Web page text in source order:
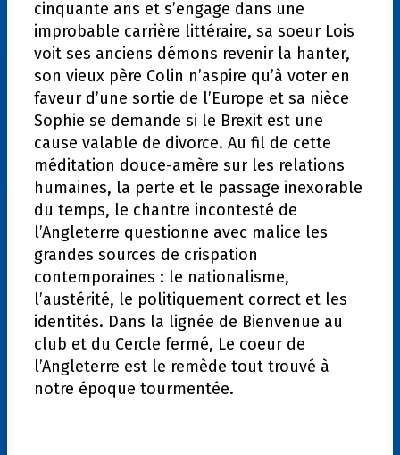
cinquante ans et s’engage dans une
improbable carrière littéraire, sa soeur Lois
voit ses anciens démons revenir la hanter,
son vieux père Colin n’aspire qu’à voter en
faveur d’une sortie de l’Europe et sa nièce
Sophie se demande si le Brexit est une
cause valable de divorce. Au fil de cette
méditation douce-amère sur les relations
humaines, la perte et le passage inexorable
du temps, le chantre incontesté de
l’Angleterre questionne avec malice les
grandes sources de crispation
contemporaines : le nationalisme,
l’austérité, le politiquement correct et les
identités. Dans la lignée de Bienvenue au
club et du Cercle fermé, Le coeur de
l’Angleterre est le remède tout trouvé à
notre époque tourmentée.